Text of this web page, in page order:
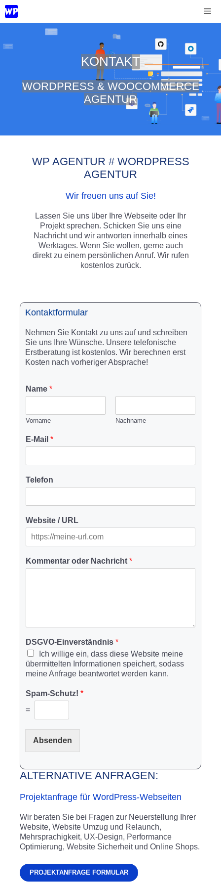
Zum
Inhalt
springen
KONTAKT
WORDPRESS & WOOCOMMERCE
AGENTUR
WP AGENTUR # WORDPRESS
AGENTUR
Wir freuen uns auf Sie!
Lassen Sie uns über Ihre Webseite oder Ihr
Projekt sprechen. Schicken Sie uns eine
Nachricht und wir antworten innerhalb eines
Werktages. Wenn Sie wollen, gerne auch
direkt zu einem persönlichen Anruf. Wir rufen
kostenlos zurück.
Kontaktformular
Nehmen Sie Kontakt zu uns auf und schreiben
Sie uns Ihre Wünsche. Unsere telefonische
Erstberatung ist kostenlos. Wir berechnen erst
Kosten nach vorheriger Absprache!
Name *
Vorname Nachname
E-Mail *
Telefon
Website / URL
Kommentar oder Nachricht *
DSGVO-Einverständnis *
Ich willige ein, dass diese Website meine
übermittelten Informationen speichert, sodass
meine Anfrage beantwortet werden kann.
Spam-Schutz! *
=
Absenden
ALTERNATIVE ANFRAGEN:
Projektanfrage für WordPress-Webseiten
Wir beraten Sie bei Fragen zur Neuerstellung Ihrer
Website, Website Umzug und Relaunch,
Mehrsprachigkeit, UX-Design, Performance
Optimierung, Website Sicherheit und Online Shops.
PROJEKTANFRAGE FORMULAR